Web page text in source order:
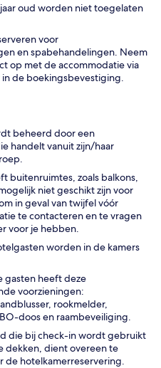
oud worden niet toegelaten
voor
en spabehandelingen. Neem
op met de accommodatie via
de boekingsbevestiging.
beheerd door een
handelt vanuit zijn/haar
buitenruimtes, zoals balkons,
niet geschikt zijn voor
in geval van twijfel vóór
te contacteren en te vragen
voor je hebben.
worden in de kamers
gasten heeft deze
voorzieningen:
rookmelder,
doos en raambeveiliging.
die bij check-in wordt gebruikt
dekken, dient overeen te
de hotelkamerreservering.